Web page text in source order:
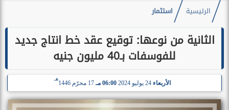
الرئيسية استثمار
الثانية من نوعها: توقيع عقد خط انتاج جديد
للفوسفات بـ40 مليون جنيه
الأربعاء 06:00 مـ 17 محرّم 1446
هـ